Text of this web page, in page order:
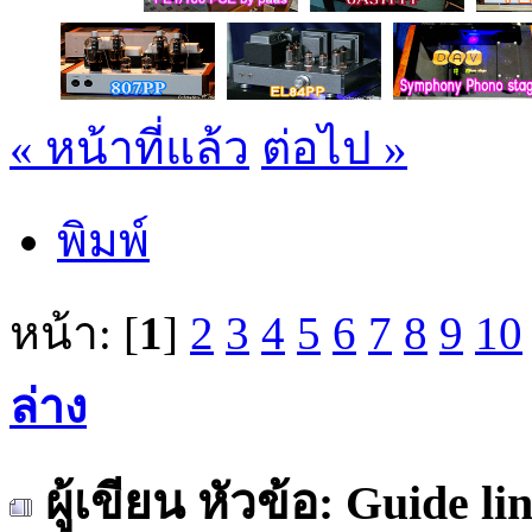
« หน้าที่แล้ว ต่อไป »
พิมพ์
หน้า: [1] 2 3 4 5 6 7 8 9 10
ล่าง
ผู้เขียนหัวข้อ: Guide